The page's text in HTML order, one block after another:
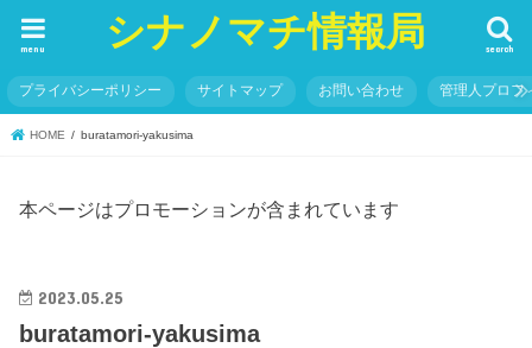
シナノマチ情報局 search
menu
プライバシーポリシー サイトマップ お問い合わせ 管理人プロフ
HOME buratamori-yakusima
本ページはプロモーションが含まれています
2023.05.25
buratamori-yakusima